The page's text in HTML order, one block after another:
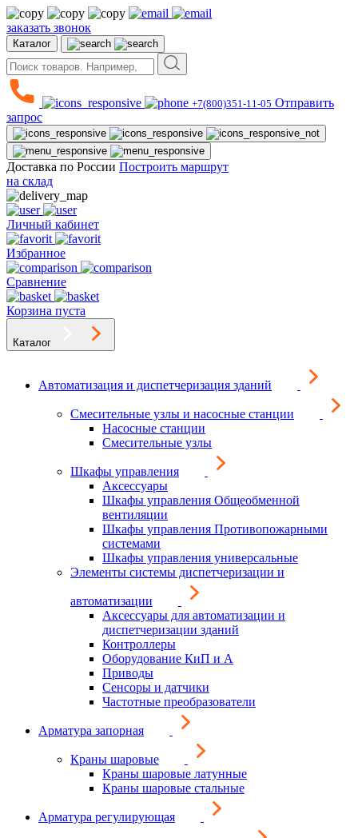
заказать звонок
Каталог
+7(800)351-11-05 Отправить
запрос
Доставка по России Построить маршрут
на склад
Личный кабинет
Избранное
Сравнение
Корзина пуста
Каталог
Автоматизация и диспетчеризация зданий
Смесительные узлы и насосные станции
Насосные станции
Смесительные узлы
Шкафы управления
Аксессуары
Шкафы управления Общеобменной
вентиляции
Шкафы управления Противопожарными
системами
Шкафы управления универсальные
Элементы системы диспетчеризации и
автоматизации
Аксессуары для автоматизации и
диспетчеризации зданий
Контроллеры
Оборудование КиП и А
Приводы
Сенсоры и датчики
Частотные преобразователи
Арматура запорная
Краны шаровые
Краны шаровые латунные
Краны шаровые стальные
Арматура регулирующая